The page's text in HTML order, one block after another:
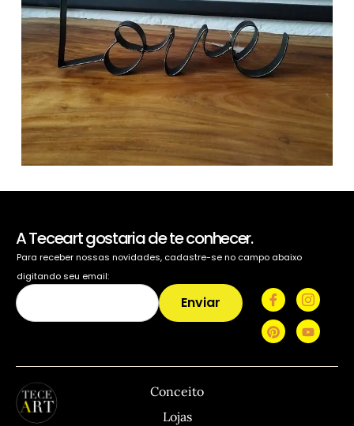
A Teceart gostaria de te conhecer.
Para receber nossas novidades, cadastre-se no campo abaixo
digitando seu email:
Enviar
Conceito
Lojas